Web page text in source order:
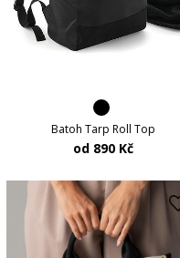
Batoh Tarp Roll Top
od 890 Kč